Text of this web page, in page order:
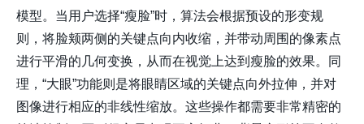
模型。当用户选择“瘦脸”时，算法会根据预设的形变规
则，将脸颊两侧的关键点向内收缩，并带动周围的像素点
进行平滑的几何变换，从而在视觉上达到瘦脸的效果。同
理，“大眼”功能则是将眼睛区域的关键点向外拉伸，并对
图像进行相应的非线性缩放。这些操作都需要非常精密的